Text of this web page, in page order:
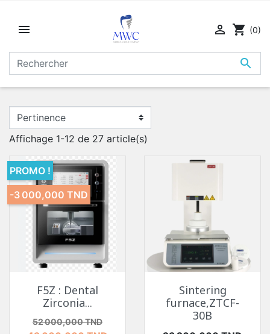


 shopping_cart (0)
Affichage 1-12 de 27 article(s)
F5Z : Dental
Zirconia...
Prix de base
52 000,000 TNDPrix
PROMO !
-3 000,000 TND
Sintering
furnace,ZTCF-
30B